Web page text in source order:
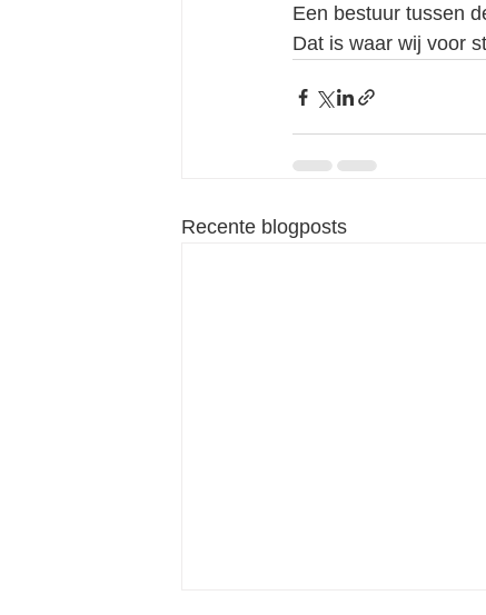
Een bestuur tussen
Dat is waar wij voor
Recente blogposts